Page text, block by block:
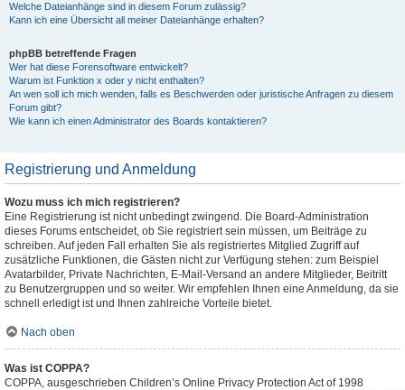
Welche Dateianhänge sind in diesem Forum zulässig?
Kann ich eine Übersicht all meiner Dateianhänge erhalten?
phpBB betreffende Fragen
Wer hat diese Forensoftware entwickelt?
Warum ist Funktion x oder y nicht enthalten?
An wen soll ich mich wenden, falls es Beschwerden oder juristische Anfragen zu diesem
Forum gibt?
Wie kann ich einen Administrator des Boards kontaktieren?
Registrierung und Anmeldung
Wozu muss ich mich registrieren?
Eine Registrierung ist nicht unbedingt zwingend. Die Board-Administration
dieses Forums entscheidet, ob Sie registriert sein müssen, um Beiträge zu
schreiben. Auf jeden Fall erhalten Sie als registriertes Mitglied Zugriff auf
zusätzliche Funktionen, die Gästen nicht zur Verfügung stehen: zum Beispiel
Avatarbilder, Private Nachrichten, E-Mail-Versand an andere Mitglieder, Beitritt
zu Benutzergruppen und so weiter. Wir empfehlen Ihnen eine Anmeldung, da sie
schnell erledigt ist und Ihnen zahlreiche Vorteile bietet.
Nach oben
Was ist COPPA?
COPPA, ausgeschrieben Children’s Online Privacy Protection Act of 1998